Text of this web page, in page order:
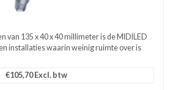
van 135 x 40 x 40 millimeter is de MIDILED
installaties waarin weinig ruimte over is
€105,70 Excl. btw